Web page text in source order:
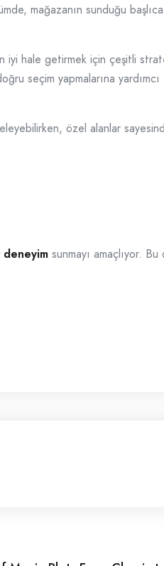
mağazanın sunduğu başlıca
iyi hale getirmek için çeşitli
seçim yapmalarına yardımcı
özel alanlar
deneyim sunmayı amaçlıyor. Bu